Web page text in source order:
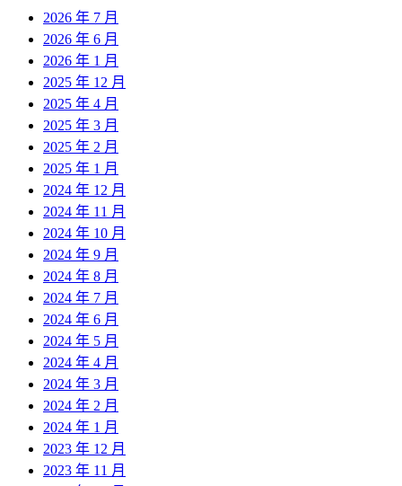
2026 年 7 月
2026 年 6 月
2026 年 1 月
2025 年 12 月
2025 年 4 月
2025 年 3 月
2025 年 2 月
2025 年 1 月
2024 年 12 月
2024 年 11 月
2024 年 10 月
2024 年 9 月
2024 年 8 月
2024 年 7 月
2024 年 6 月
2024 年 5 月
2024 年 4 月
2024 年 3 月
2024 年 2 月
2024 年 1 月
2023 年 12 月
2023 年 11 月